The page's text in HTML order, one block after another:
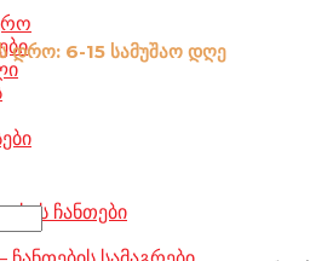
ჩანთები
დრო: 6-15 სამუშაო დღე